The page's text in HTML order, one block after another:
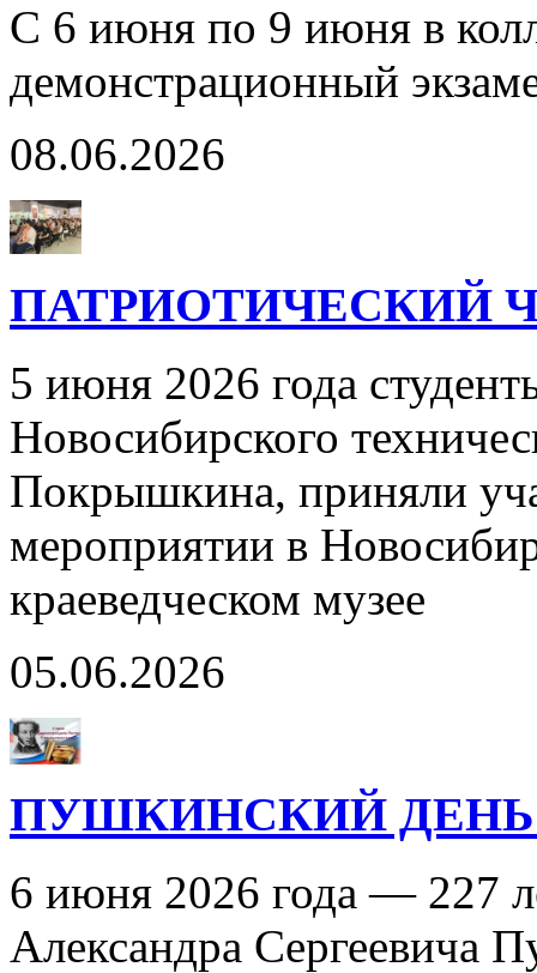
С 6 июня по 9 июня в
демонстрационный
08.06.2026
ПАТРИОТИЧЕСКИЙ
5 июня 2026 года
Новосибирского
Покрышкина, приняли
мероприятии в
краеведческом музее
05.06.2026
ПУШКИНСКИЙ
6 июня 2026 года — 227
Александра Сергеевича